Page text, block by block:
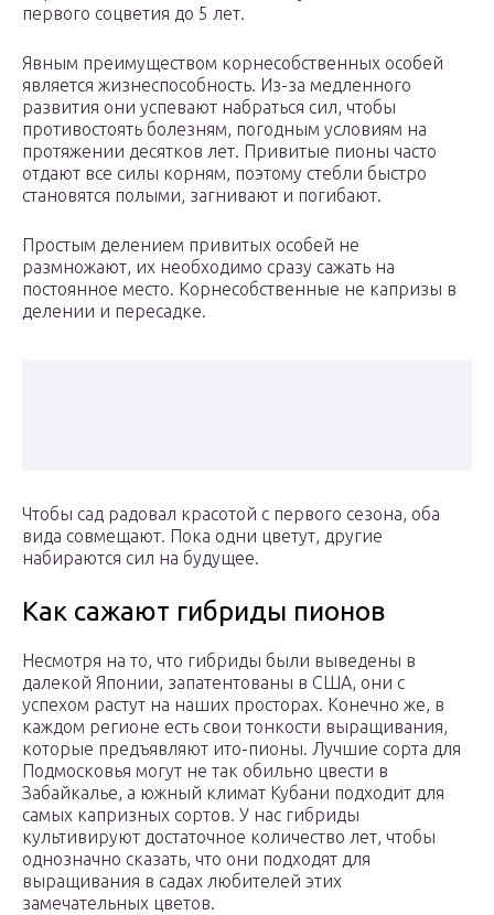
первого соцветия до 5 лет.
Явным преимуществом корнесобственных особей
является жизнеспособность. Из-за медленного
развития они успевают набраться сил, чтобы
противостоять болезням, погодным условиям на
протяжении десятков лет. Привитые пионы часто
отдают все силы корням, поэтому стебли быстро
становятся полыми, загнивают и погибают.
Простым делением привитых особей не
размножают, их необходимо сразу сажать на
постоянное место. Корнесобственные не капризы в
делении и пересадке.
Чтобы сад радовал красотой с первого сезона, оба
вида совмещают. Пока одни цветут, другие
набираются сил на будущее.
Как сажают гибриды пионов
Несмотря на то, что гибриды были выведены в
далекой Японии, запатентованы в США, они с
успехом растут на наших просторах. Конечно же, в
каждом регионе есть свои тонкости выращивания,
которые предъявляют ито-пионы. Лучшие сорта для
Подмосковья могут не так обильно цвести в
Забайкалье, а южный климат Кубани подходит для
самых капризных сортов. У нас гибриды
культивируют достаточное количество лет, чтобы
однозначно сказать, что они подходят для
выращивания в садах любителей этих
замечательных цветов.